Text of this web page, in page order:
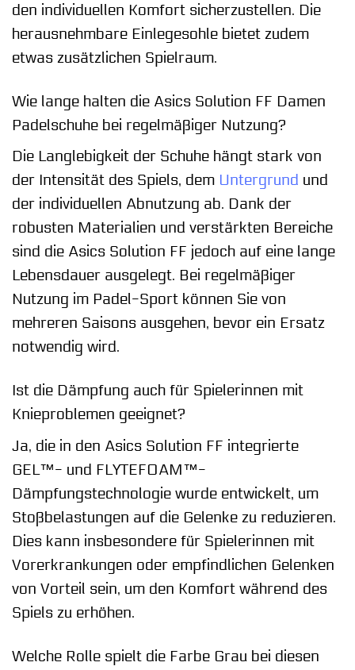
den individuellen Komfort sicherzustellen. Die
herausnehmbare Einlegesohle bietet zudem
etwas zusätzlichen Spielraum.
Wie lange halten die Asics Solution FF Damen
Padelschuhe bei regelmäßiger Nutzung?
Die Langlebigkeit der Schuhe hängt stark von
der Intensität des Spiels, dem Untergrund und
der individuellen Abnutzung ab. Dank der
robusten Materialien und verstärkten Bereiche
sind die Asics Solution FF jedoch auf eine lange
Lebensdauer ausgelegt. Bei regelmäßiger
Nutzung im Padel-Sport können Sie von
mehreren Saisons ausgehen, bevor ein Ersatz
notwendig wird.
Ist die Dämpfung auch für Spielerinnen mit
Knieproblemen geeignet?
Ja, die in den Asics Solution FF integrierte
GEL™- und FLYTEFOAM™-
Dämpfungstechnologie wurde entwickelt, um
Stoßbelastungen auf die Gelenke zu reduzieren.
Dies kann insbesondere für Spielerinnen mit
Vorerkrankungen oder empfindlichen Gelenken
von Vorteil sein, um den Komfort während des
Spiels zu erhöhen.
Welche Rolle spielt die Farbe Grau bei diesen